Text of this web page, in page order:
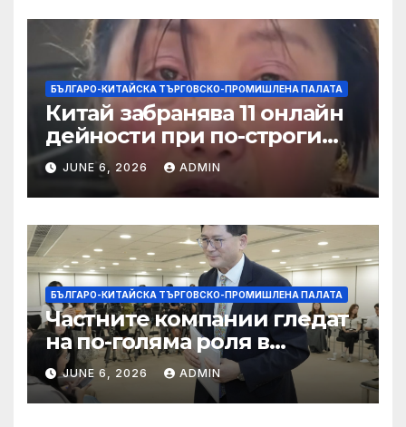
БЪЛГАРО-КИТАЙСКА ТЪРГОВСКО-ПРОМИШЛЕНА ПАЛАТА
Китай забранява 11 онлайн
дейности при по-строги
правила за ограничаване на
слуховете и
кибернасилниците
JUNE 6, 2026 ADMIN
БЪЛГАРО-КИТАЙСКА ТЪРГОВСКО-ПРОМИШЛЕНА ПАЛАТА
Частните компании гледат
на по-голяма роля в
стратегическата
енергетика
JUNE 6, 2026 ADMIN